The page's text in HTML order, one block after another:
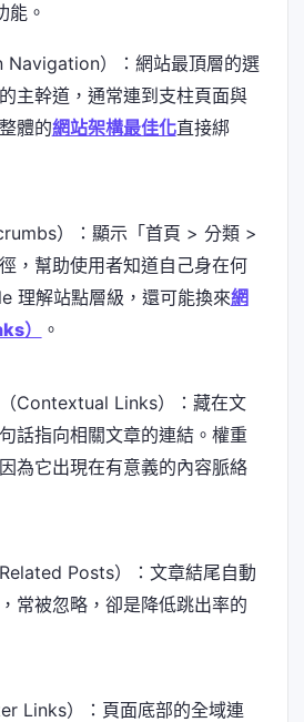
能。
Navigation）：網站最頂層的選
主幹道，通常連到支柱頁面與
體的網站架構最佳化直接綁
）：顯示「首頁 > 分類 >
，幫助使用者知道自己身在何
理解站點層級，還可能換來網
）
。
（Contextual Links）：藏在文
話指向相關文章的連結。權重
為它出現在有意義的內容脈絡
Posts）：文章結尾自動
常被忽略，卻是降低跳出率的
Links）：頁面底部的全域連